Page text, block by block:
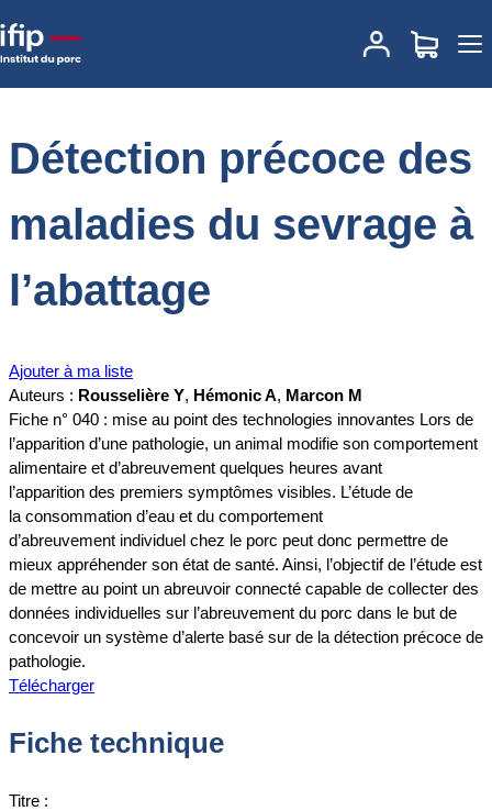
Accueil
Détection précoce des maladies du
sevrage à l’abattage
Détection précoce des
maladies du sevrage à
l’abattage
Ajouter à ma liste
Auteurs : Rousselière Y, Hémonic A, Marcon M
Fiche n° 040 : mise au point des technologies innovantes Lors de
l’apparition d’une pathologie, un animal modifie son comportement
alimentaire et d’abreuvement quelques heures avant
l’apparition des premiers symptômes visibles. L’étude de
la consommation d’eau et du comportement
d’abreuvement individuel chez le porc peut donc permettre de
mieux appréhender son état de santé. Ainsi, l’objectif de l’étude est
de mettre au point un abreuvoir connecté capable de collecter des
données individuelles sur l’abreuvement du porc dans le but de
concevoir un système d’alerte basé sur de la détection précoce de
pathologie.
Télécharger
Fiche technique
Titre :